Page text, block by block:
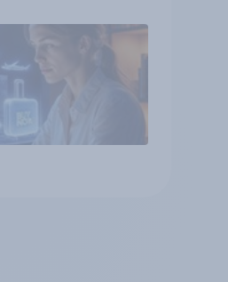
werden